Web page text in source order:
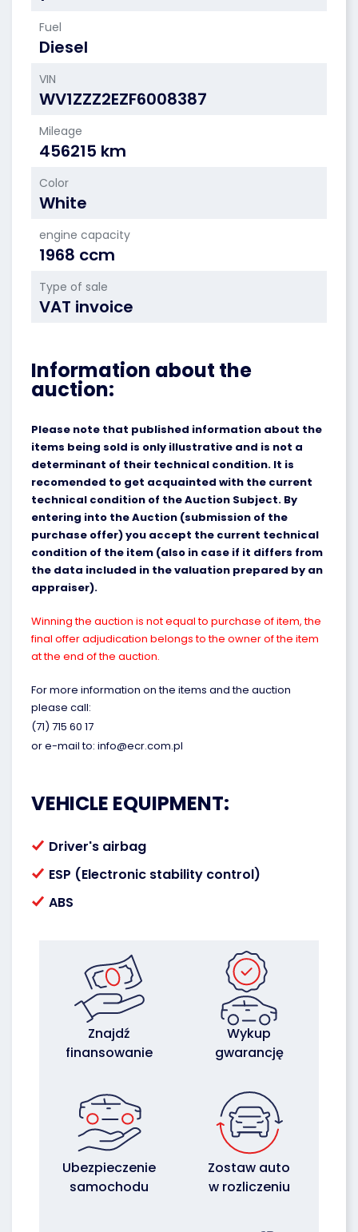
Fuel
Diesel
VIN
WV1ZZZ2EZF6008387
Mileage
456215 km
Color
White
engine capacity
1968 ccm
Type of sale
VAT invoice
Information about the
auction:
Please note that published information about the
items being sold is only illustrative and is not a
determinant of their technical condition. It is
recomended to get acquainted with the current
technical condition of the Auction Subject. By
entering into the Auction (submission of the
purchase offer) you accept the current technical
condition of the item (also in case if it differs from
the data included in the valuation prepared by an
appraiser).
Winning the auction is not equal to purchase of item, the
final offer adjudication belongs to the owner of the item
at the end of the auction.
For more information on the items and the auction
please call:
(71) 715 60 17
or e-mail to: info@ecr.com.pl
VEHICLE EQUIPMENT:
Driver's airbag
ESP (Electronic stability control)
ABS
Znajdź
finansowanie
Wykup
gwarancję
Ubezpieczenie
samochodu
Zostaw auto
w rozliczeniu